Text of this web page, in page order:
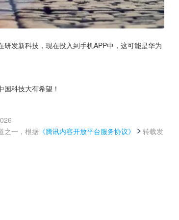
发新科技，现在投入到手机APP中，这可能是华为
科技大有希望！
之一，根据 《腾讯内容开放平台服务协议》
转载发